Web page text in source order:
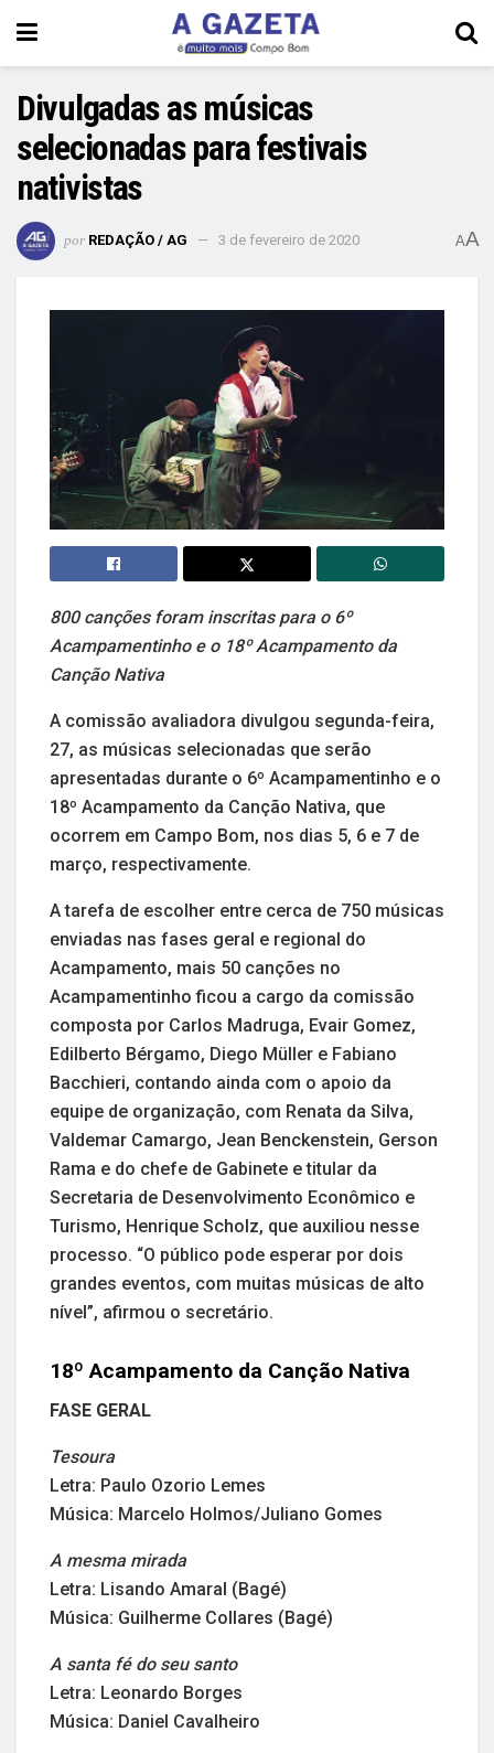
Divulgadas as músicas
selecionadas para festivais
nativistas
por REDAÇÃO / AG 3 de fevereiro de 2020 AA
800 canções foram inscritas para o 6º
Acampamentinho e o 18º Acampamento da
Canção Nativa
A comissão avaliadora divulgou segunda-feira,
27, as músicas selecionadas que serão
apresentadas durante o 6º Acampamentinho e o
18º Acampamento da Canção Nativa, que
ocorrem em Campo Bom, nos dias 5, 6 e 7 de
março, respectivamente.
A tarefa de escolher entre cerca de 750 músicas
enviadas nas fases geral e regional do
Acampamento, mais 50 canções no
Acampamentinho ficou a cargo da comissão
composta por Carlos Madruga, Evair Gomez,
Edilberto Bérgamo, Diego Müller e Fabiano
Bacchieri, contando ainda com o apoio da
equipe de organização, com Renata da Silva,
Valdemar Camargo, Jean Benckenstein, Gerson
Rama e do chefe de Gabinete e titular da
Secretaria de Desenvolvimento Econômico e
Turismo, Henrique Scholz, que auxiliou nesse
processo. “O público pode esperar por dois
grandes eventos, com muitas músicas de alto
nível”, afirmou o secretário.
18º Acampamento da Canção Nativa
FASE GERAL
Tesoura
Letra: Paulo Ozorio Lemes
Música: Marcelo Holmos/Juliano Gomes
A mesma mirada
Letra: Lisando Amaral (Bagé)
Música: Guilherme Collares (Bagé)
A santa fé do seu santo
Letra: Leonardo Borges
Música: Daniel Cavalheiro